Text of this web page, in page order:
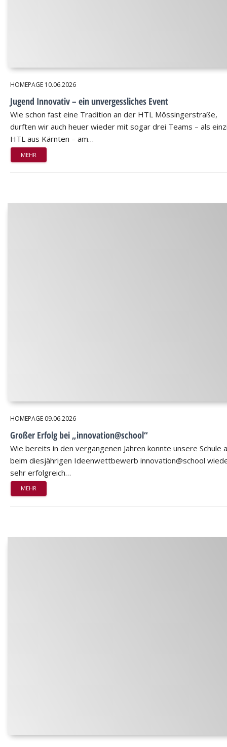
HOMEPAGE 10.06.2026
Jugend Innovativ – ein unvergessliches Event
Wie schon fast eine Tradition an der HTL Mössingerstraße,
durften wir auch heuer wieder mit sogar drei Teams – als
HTL aus Kärnten – am…
MEHR
HOMEPAGE 09.06.2026
Großer Erfolg bei „innovation@school“
Wie bereits in den vergangenen Jahren konnte unsere Schule
beim diesjährigen Ideenwettbewerb innovation@school
sehr erfolgreich…
MEHR